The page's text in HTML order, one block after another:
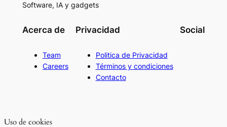
Software, IA y gadgets
Acerca de
Team
Careers
Privacidad
Politica de Privacidad
Términos y condiciones
Contacto
Social
Uso de cookies